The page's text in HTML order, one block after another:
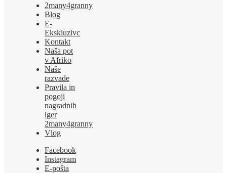
2many4granny
Blog
E-
Ekskluzivc
Kontakt
Naša pot
v Afriko
Naše
razvade
Pravila in
pogoji
nagradnih
iger
2many4granny
Vlog
Facebook
Instagram
E-pošta